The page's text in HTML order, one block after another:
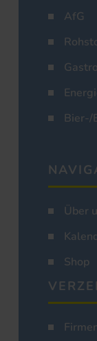
AfG
Bier-/
Über
Shop